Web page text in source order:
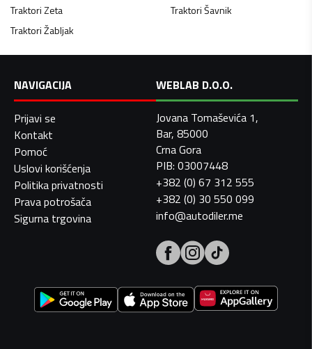
TraktoriZeta TraktoriŠavnik
TraktoriŽabljak
NAVIGACIJA
Prijavi se
Kontakt
Pomoć
Uslovi korišćenja
Politika privatnosti
Prava potrošača
Sigurna trgovina
WEBLAB D.O.O.
Jovana Tomaševića 1,
Bar, 85000
Crna Gora
PIB: 03007448
+382 (0) 67 312 555
+382 (0) 30 550 099
info@autodiler.me